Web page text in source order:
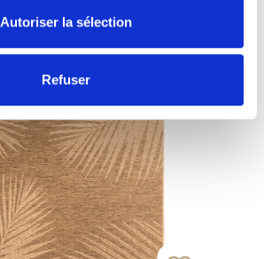
Autoriser la sélection
Refuser